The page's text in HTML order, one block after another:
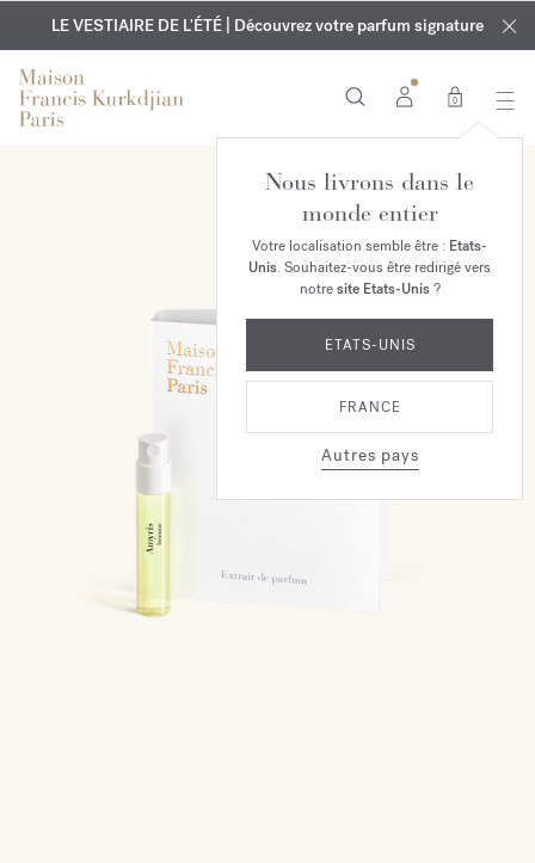
EXCLUSIF | Découvrez le nouveau parfum OUD
velvet mood
dans votre commande*
GRAVURE OFFERTE | Sur tous les parfums et huiles pour le
corps jusqu'au 9 août
LE VESTIAIRE DE L'ÉTÉ | Découvrez votre parfum signature
0
Nous livrons dans le
monde entier
Votre localisation semble être : Etats-
Unis. Souhaitez-vous être redirigé vers
notresite Etats-Unis?
ETATS-UNIS
FRANCE
Autres pays